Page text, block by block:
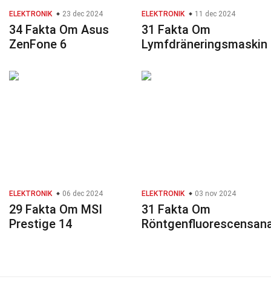
ELEKTRONIK 23 dec 2024
34 Fakta Om Asus
ZenFone 6
ELEKTRONIK 11 dec 2024
31 Fakta Om
Lymfdräneringsmaskin
ELEKTRONIK 06 dec 2024
29 Fakta Om MSI
Prestige 14
ELEKTRONIK 03 nov 2024
31 Fakta Om